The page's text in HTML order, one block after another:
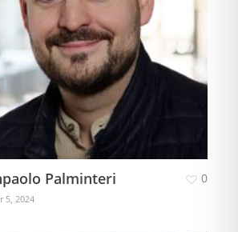
Palminteri
5, 2024
0